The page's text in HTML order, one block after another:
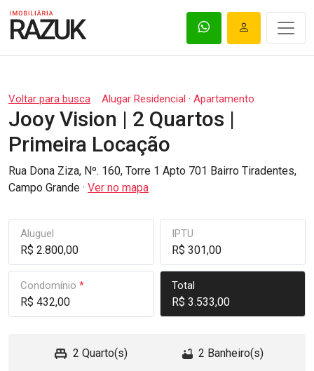
Voltar para busca Alugar Residencial · Apartamento
Jooy Vision | 2 Quartos |
Primeira Locação
Rua Dona Ziza, Nº. 160, Torre 1 Apto 701 Bairro Tiradentes,
Campo Grande · Ver no mapa
Aluguel
R$ 2.800,00
IPTU
R$ 301,00
Condomínio *
R$ 432,00
Total
R$ 3.533,00
2 Quarto(s) 2 Banheiro(s)